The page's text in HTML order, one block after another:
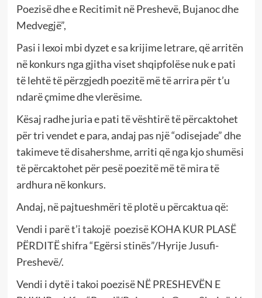
Poezisë dhe e Recitimit në Preshevë, Bujanoc dhe
Medvegjë”,
Pasi i lexoi mbi dyzet e sa krijime letrare, që arritën
në konkurs nga gjitha viset shqipfolëse nuk e pati
të lehtë të përzgjedh poezitë më të arrira për t’u
ndarë çmime dhe vlerësime.
Kësaj radhe juria e pati të vështirë të përcaktohet
për tri vendet e para, andaj pas një “odisejade” dhe
takimeve të disahershme, arriti që nga kjo shumësi
të përcaktohet për pesë poezitë më të mira të
ardhura në konkurs.
Andaj, në pajtueshmëri të plotë u përcaktua që:
Vendi i parë t’i takojë poezisë KOHA KUR PLASË
PËRDITË shifra “Egërsi stinës”/Hyrije Jusufi-
Preshevë/.
Vendi i dytë i takoi poezisë NË PRESHEVËN E